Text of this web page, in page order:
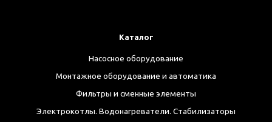
Каталог
Насосное оборудование
Монтажное оборудование и автоматика
Фильтры и сменные элементы
Электрокотлы. Водонагреватели. Стабилизаторы